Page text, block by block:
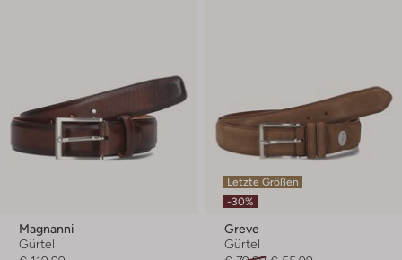
Magnanni
Gürtel
Letzte Größen
-30%
Greve
Gürtel